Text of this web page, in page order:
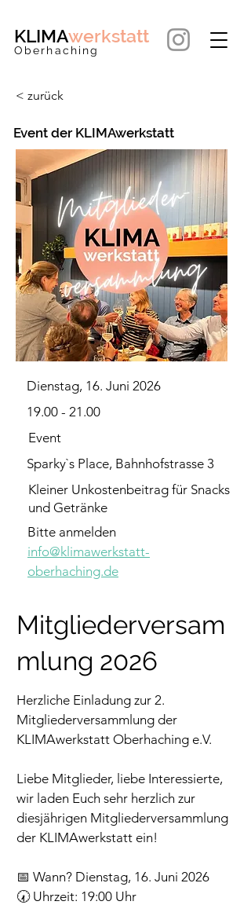
KLIMAwerkstatt
Oberhaching
< zurück
Event der KLIMAwerkstatt
Dienstag, 16. Juni 2026
19.00 - 21.00
Event
Sparky`s Place, Bahnhofstrasse 3
Kleiner Unkostenbeitrag für Snacks
und Getränke
Bitte anmelden
info@klimawerkstatt-
oberhaching.de
Mitgliederversam
mlung 2026
Herzliche Einladung zur 2.
Mitgliederversammlung der
KLIMAwerkstatt Oberhaching e.V.
Liebe Mitglieder, liebe Interessierte,
wir laden Euch sehr herzlich zur
diesjährigen Mitgliederversammlung
der KLIMAwerkstatt ein!
📅 Wann? Dienstag, 16. Juni 2026
🕢 Uhrzeit: 19:00 Uhr